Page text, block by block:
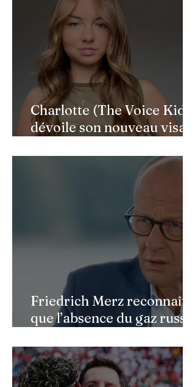
Charlotte (The Voice Kids)
dévoile son nouveau visage
faciale : une renaissance
bouleversante pour ses 16
Friedrich Merz reconnaît
que l’absence du gaz russe
l’économie allemande